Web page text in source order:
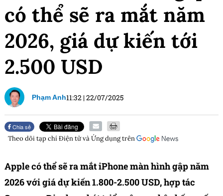
có thể sẽ ra mắt năm
2026, giá dự kiến tới
2.500 USD
Phạm Anh11:32 |22/07/2025
Chia sẻ
Theo dõi tạp chíĐiện tử và Ứng dụngtrên
Apple có thể sẽ ra mắt iPhone màn hình gập năm
2026 với giá dự kiến 1.800-2.500 USD, hợp tác